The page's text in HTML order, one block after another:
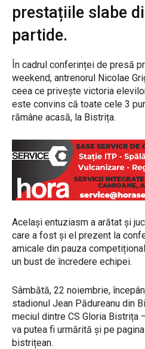
prestațiile slabe
partide.
În cadrul conferinței de presă
weekend, antrenorul Nicolae
ceea ce privește victoria
este convins că toate cele 3
rămâne acasă, la Bistrița.
Același entuziasm a arătat și
care a fost și el prezent la
amicale din pauza
un bust de încredere echipei.
Sâmbătă, 22 noiembrie,
stadionul Jean Pădureanu din
meciul dintre CS Gloria Bistrița
va putea fi urmărită și pe
bistrițean.